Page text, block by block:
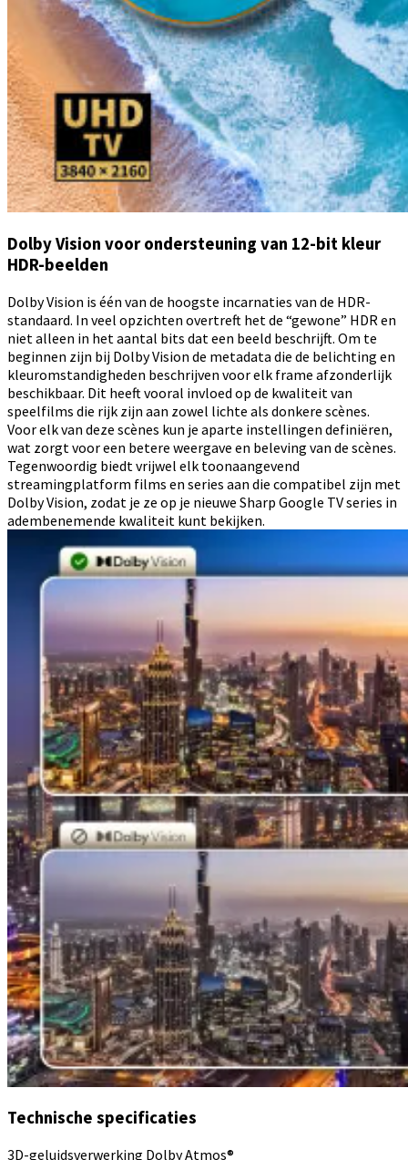
Dolby Vision voor ondersteuning van 12-bit kleur
HDR-beelden
Dolby Vision is één van de hoogste incarnaties van de HDR-
standaard. In veel opzichten overtreft het de “gewone” HDR en
niet alleen in het aantal bits dat een beeld beschrijft. Om te
beginnen zijn bij Dolby Vision de metadata die de belichting en
kleuromstandigheden beschrijven voor elk frame afzonderlijk
beschikbaar. Dit heeft vooral invloed op de kwaliteit van
speelfilms die rijk zijn aan zowel lichte als donkere scènes.
Voor elk van deze scènes kun je aparte instellingen definiëren,
wat zorgt voor een betere weergave en beleving van de scènes.
Tegenwoordig biedt vrijwel elk toonaangevend
streamingplatform films en series aan die compatibel zijn met
Dolby Vision, zodat je ze op je nieuwe Sharp Google TV series in
adembenemende kwaliteit kunt bekijken.
Technische specificaties
3D-geluidsverwerking Dolby Atmos®